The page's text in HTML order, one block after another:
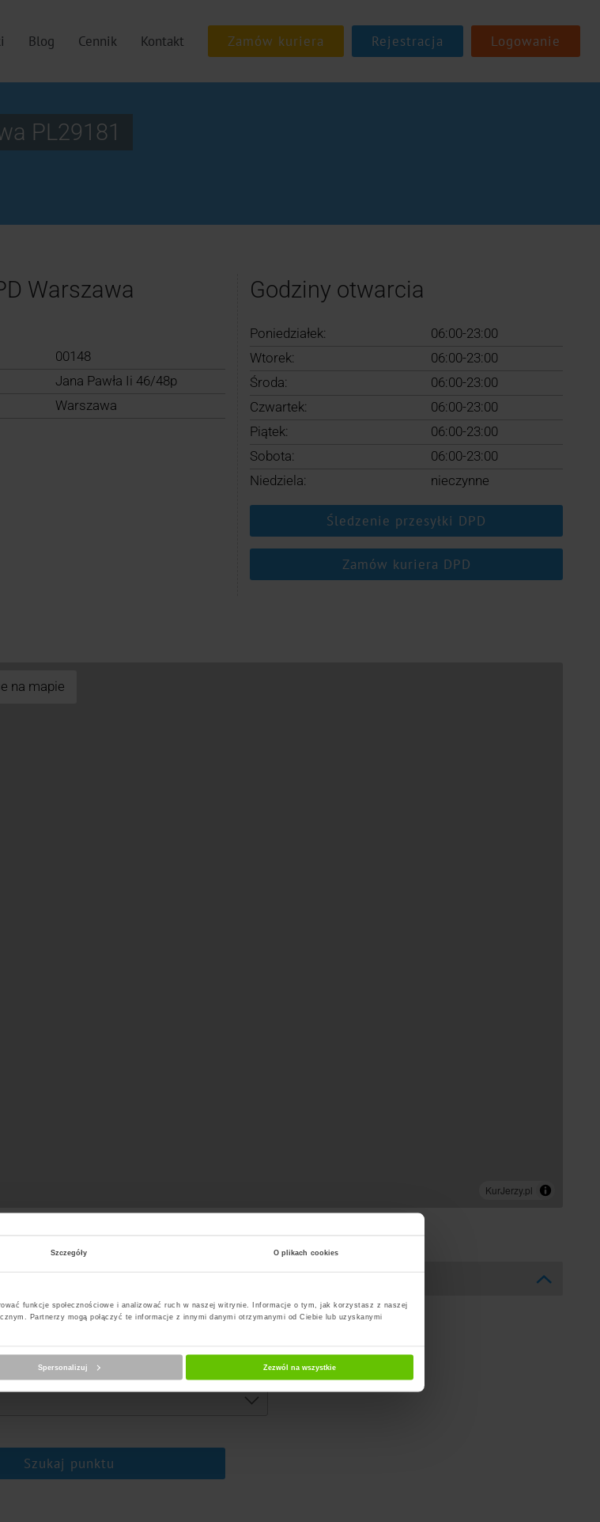
Szczegóły O plikach cookies
funkcje społecznościowe i analizować ruch w naszej witrynie. Informacje o tym, jak korzystasz z naszej
Partnerzy mogą połączyć te informacje z innymi danymi otrzymanymi od Ciebie lub uzyskanymi
Spersonalizuj Zezwól na wszystkie
Blog Cennik Kontakt Rejestracja Logowanie
PL29181
Warszawa
00148
Jana Pawła Ii 46/48p
Warszawa
Godziny otwarcia
Poniedziałek:
06:00-23:00
Wtorek:
06:00-23:00
Środa:
06:00-23:00
Czwartek:
06:00-23:00
Piątek:
06:00-23:00
Sobota:
06:00-23:00
Niedziela:
nieczynne
Śledzenie przesyłki DPD
Zamów kuriera DPD
na mapie
Szukaj punktu